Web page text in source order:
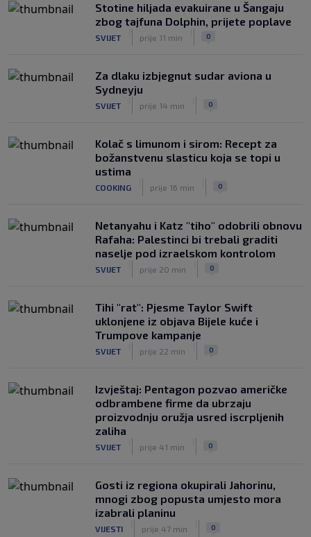
Stotine hiljada evakuirane u Šangaju
zbog tajfuna Dolphin, prijete poplave
SVIJET prije 11 min 0
Za dlaku izbjegnut sudar aviona u
Sydneyju
SVIJET prije 14 min 0
Kolač s limunom i sirom: Recept za
božanstvenu slasticu koja se topi u
ustima
COOKING prije 16 min 0
Netanyahu i Katz "tiho" odobrili obnovu
Rafaha: Palestinci bi trebali graditi
naselje pod izraelskom kontrolom
SVIJET prije 20 min 0
Tihi "rat": Pjesme Taylor Swift
uklonjene iz objava Bijele kuće i
Trumpove kampanje
SVIJET prije 22 min 0
Izvještaj: Pentagon pozvao američke
odbrambene firme da ubrzaju
proizvodnju oružja usred iscrpljenih
zaliha
SVIJET prije 41 min 0
Gosti iz regiona okupirali Jahorinu,
mnogi zbog popusta umjesto mora
izabrali planinu
VIJESTI prije 47 min 0